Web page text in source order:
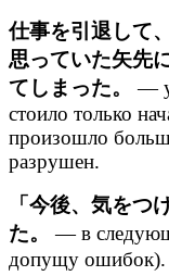
仕事を引退して
思っていた矢先
てしまった。
—
стоило только
произошло
разрушен.
「今後、気をつ
た。
— в
допущу ошибок).